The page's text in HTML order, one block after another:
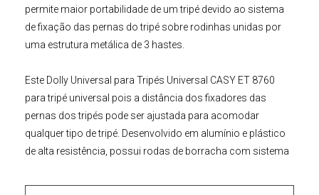
permite maior portabilidade de um tripé devido ao sistema
de fixação das pernas do tripé sobre rodinhas unidas por
uma estrutura metálica de 3 hastes.
Este Dolly Universal para Tripés Universal CASY ET 8760
para tripé universal pois a distância dos fixadores das
pernas dostripés pode ser ajustada para acomodar
qualquer tipo de tripé. Desenvolvido em alumínio e plástico
de alta resistência, possui rodas de borracha com sistema
hastes através de pinos de fixação. Compatível comTripés